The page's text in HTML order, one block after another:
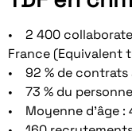
• 2 400
France (Equivalent
• 92 % de contrats
• 73 % du
• Moyenne d’âge :